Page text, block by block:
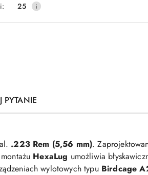
25
PYTANIE
.223 Rem (5,56 mm).
HexaLug umożliwia
wylotowych typu Birdcage